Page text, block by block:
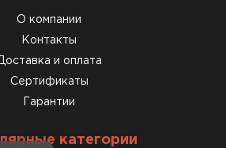
О компании
Контакты
и оплата
Сертификаты
Гарантии
категории